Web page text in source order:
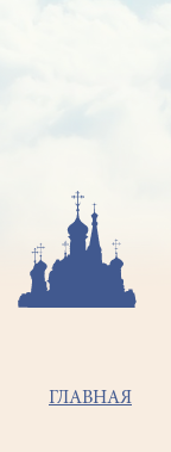
Основная
ГЛАВНАЯ